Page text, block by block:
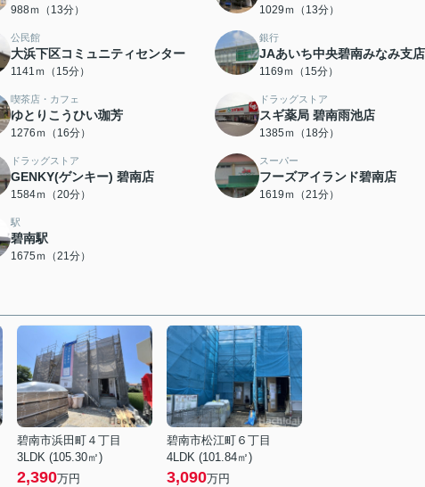
988ｍ（13分） 1029ｍ（13分）
公民館
大浜下区コミュニティセンター
1141ｍ（15分）
銀行
JAあいち中央碧南みなみ支店
1169ｍ（15分）
喫茶店・カフェ
ゆとりこうひい珈芳
1276ｍ（16分）
ドラッグストア
スギ薬局 碧南雨池店
1385ｍ（18分）
ドラッグストア
GENKY(ゲンキー) 碧南店
1584ｍ（20分）
スーパー
フーズアイランド碧南店
1619ｍ（21分）
駅
碧南駅
1675ｍ（21分）
碧南市浜田町４丁目
3LDK (105.30㎡)
2,390万円
碧南市松江町６丁目
4LDK (101.84㎡)
3,090万円